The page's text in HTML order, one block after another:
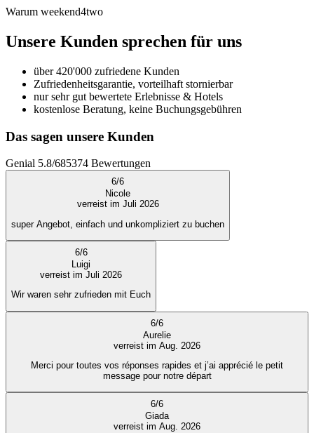
Warum weekend4two
Unsere Kunden sprechen für uns
über 420'000 zufriedene Kunden
Zufriedenheitsgarantie, vorteilhaft stornierbar
nur sehr gut bewertete Erlebnisse & Hotels
kostenlose Beratung, keine Buchungsgebühren
Das sagen unsere Kunden
Genial 5.8/685374 Bewertungen
6/6
Nicole
verreist im Juli 2026
super Angebot, einfach und unkompliziert zu buchen
6/6
Luigi
verreist im Juli 2026
Wir waren sehr zufrieden mit Euch
6/6
Aurelie
verreist im Aug. 2026
Merci pour toutes vos réponses rapides et j’ai apprécié le petit
message pour notre départ
6/6
Giada
verreist im Aug. 2026